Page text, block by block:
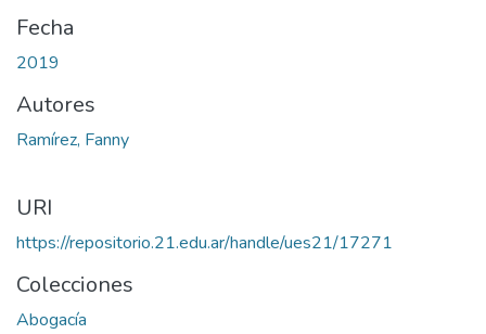
Fecha
2019
Autores
Ramírez, Fanny
URI
https://repositorio.21.edu.ar/handle/ues21/17271
Colecciones
Abogacía